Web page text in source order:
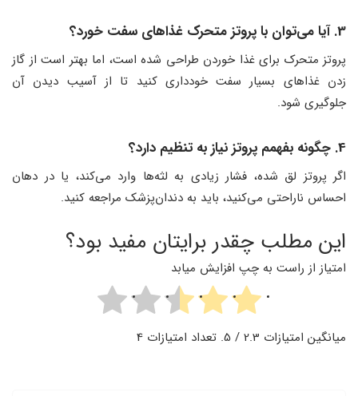
3. آیا می‌توان با پروتز متحرک غذاهای سفت خورد؟
پروتز متحرک برای غذا خوردن طراحی شده است، اما بهتر است از گاز
زدن غذاهای بسیار سفت خودداری کنید تا از آسیب دیدن آن
جلوگیری شود.
4. چگونه بفهمم پروتز نیاز به تنظیم دارد؟
اگر پروتز لق شده، فشار زیادی به لثه‌ها وارد می‌کند، یا در دهان
احساس ناراحتی می‌کنید، باید به دندان‌پزشک مراجعه کنید.
این مطلب چقدر برایتان مفید بود؟
امتیاز از راست به چپ افزایش میابد
میانگین امتیازات 2.3 / 5. تعداد امتیازات 4